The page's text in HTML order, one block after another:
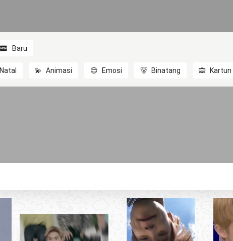
Baru
Natal 💫 Animasi 😊 Emosi 🐻 Binatang 🙉 Kartun